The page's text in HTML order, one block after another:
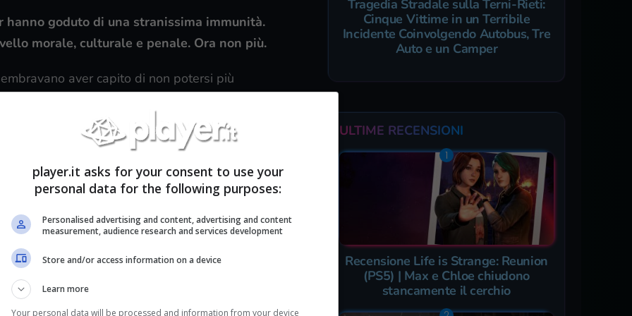
goduto di una stranissima immunità.
morale, culturale e penale. Ora non più.
aver capito di non potersi più
Oggi autorità e opinione pubblica stanno
responsabilità a chi è diventato noto e
tasse e di essere trasparenti, così come ha
a quel che dicono e a come lo dicono. In
e altri temi sensibili, gli influencer
cioè laureati.
il ruolo dell’influecer, per esempio tramite
l’era dell’impunità. segnano la fine di
Tragedia Stradale sulla Terni-Rieti:
Cinque Vittime in un Terribile
Incidente Coinvolgendo Autobus, Tre
Auto e un Camper
ULTIME RECENSIONI
Recensione Life is Strange: Reunion
(PS5) | Max e Chloe chiudono
stancamente il cerchio
player.it asks for your consent to use your
personal data for the following purposes:
Personalised advertising and content, advertising and content
measurement, audience research and services development
Store and/or access information on a device
Learn more
Your personal data will be processed and information from your device